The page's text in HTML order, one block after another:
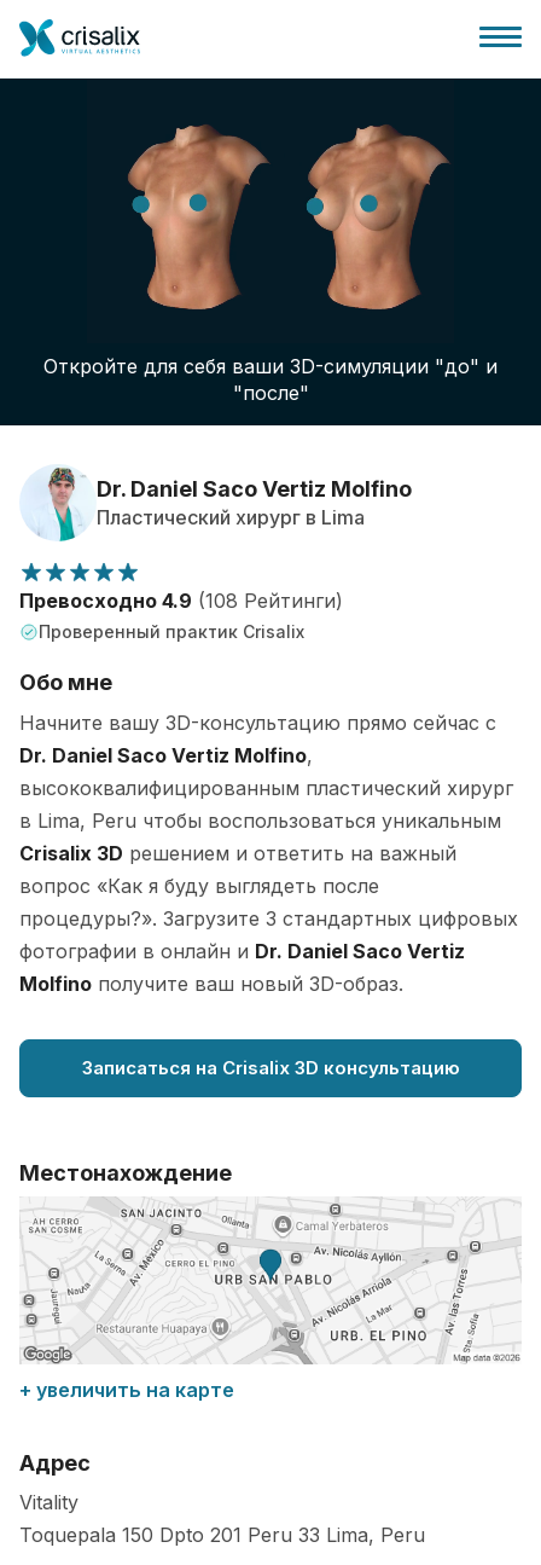
Главная хирурга
Бизнес Платформа
Планы
Откройте для себя ваши 3D-симуляции "до" и
"после"
Dr. Daniel Saco Vertiz Molfino
Пластический хирург в Lima
Превосходно 4.9 (108 Рейтинги)
Проверенный практик Crisalix
Обо мне
Начните вашу 3D-консультацию прямо сейчас с
Dr. Daniel Saco Vertiz Molfino,
высококвалифицированным пластический хирург
в Lima, Peru чтобы воспользоваться уникальным
Crisalix 3D решением и ответить на важный
вопрос «Как я буду выглядеть после
процедуры?». Загрузите 3 стандартных цифровых
фотографии в онлайн и Dr. Daniel Saco Vertiz
Molfino получите ваш новый 3D-образ.
Записаться на Crisalix 3D консультацию
Местонахождение
+ увеличить на карте
Адрес
Vitality
Toquepala 150 Dpto 201 Peru 33 Lima, Peru